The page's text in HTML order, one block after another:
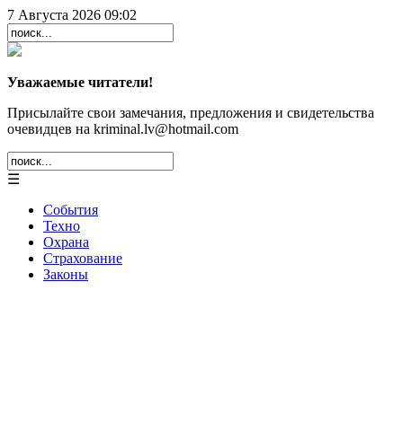
7 Августа 2026 09:02
Уважаемые читатели!
Присылайте свои замечания, предложения и свидетельства
очевидцев на kriminal.lv@hotmail.com
☰
События
Техно
Охрана
Страхование
Законы